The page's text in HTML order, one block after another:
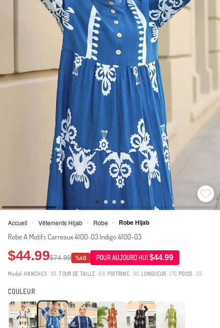
Accueil > Vêtements Hijab > Robe > Robe Hijab
Robe A Motifs Carreaux 4100-03 Indigo 4100-03
$44.99$74.99 %40 POUR AUJOURD HUI $44.99
Model: HANCHES : 98,TOUR DE TAILLE : 66, POITRINE: 90, LONGUEUR : 175, POIDS : 59
COULEUR